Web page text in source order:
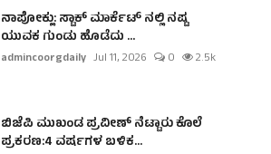
ನಾಪೋಕ್ಲು: ಸ್ಟಾಕ್ ಮಾರ್ಕೆಟ್ ನಲ್ಲಿ ನಷ್ಟ
ಯುವಕ ಗುಂಡು ಹೊಡೆದು ...
admincoorgdaily Jul 11, 2026 0 2.5k
ಬಿಜೆಪಿ ಮುಖಂಡ ಪ್ರವೀಣ್ ನೆಟ್ಟಾರು ಕೊಲೆ
ಪ್ರಕರಣ:4 ವರ್ಷಗಳ ಬಳಿಕ...